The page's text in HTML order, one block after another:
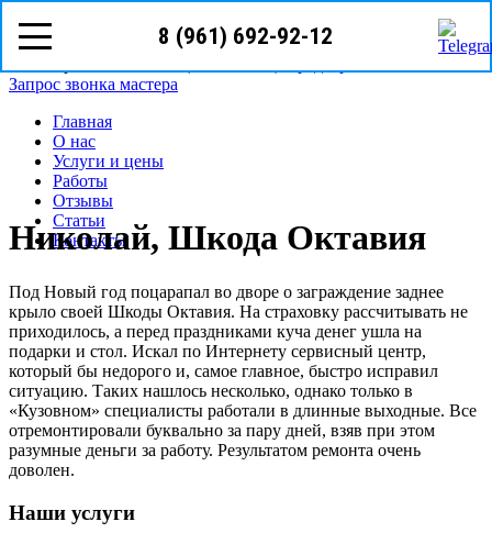
8 (961) 692-92-12
8(961)
Волгоград, ул. Батумская 7
Запрос звонка мастера
Главная
О нас
Услуги и цены
Работы
Отзывы
Статьи
Контакты
Николай, Шкода Октавия
Под Новый год поцарапал во дворе о заграждение заднее
крыло своей Шкоды Октавия. На страховку рассчитывать не
приходилось, а перед праздниками куча денег ушла на
подарки и стол. Искал по Интернету сервисный центр,
который бы недорого и, самое главное, быстро исправил
ситуацию. Таких нашлось несколько, однако только в
«Кузовном» специалисты работали в длинные выходные. Все
отремонтировали буквально за пару дней, взяв при этом
разумные деньги за работу. Результатом ремонта очень
доволен.
Наши услуги